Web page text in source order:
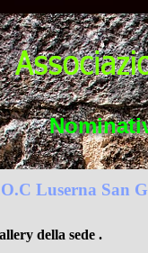
Luserna San
della sede .